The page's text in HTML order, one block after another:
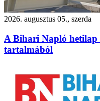
2026. augusztus 05., szerda
A Bihari Napló hetilap
tartalmából